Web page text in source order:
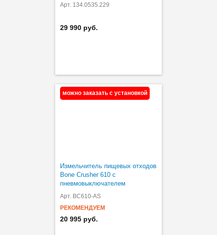
Арт. 134.0535.229
29 990 руб.
можно заказать с установкой
Измельчитель пищевых отходов
Bone Crusher 610 с
пневмовыключателем
Арт. BC610-AS
РЕКОМЕНДУЕМ
20 995 руб.